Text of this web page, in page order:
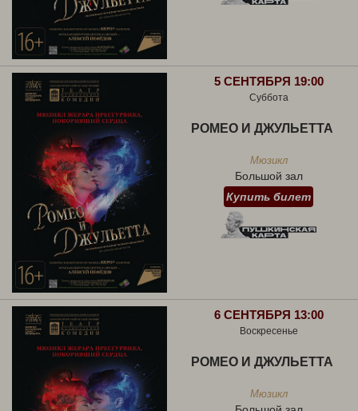
5 СЕНТЯБРЯ 19:00
Суббота
РОМЕО И ДЖУЛЬЕТТА
Мюзикл
Большой зал
Купить билет
6 СЕНТЯБРЯ 13:00
Воскресенье
РОМЕО И ДЖУЛЬЕТТА
Мюзикл